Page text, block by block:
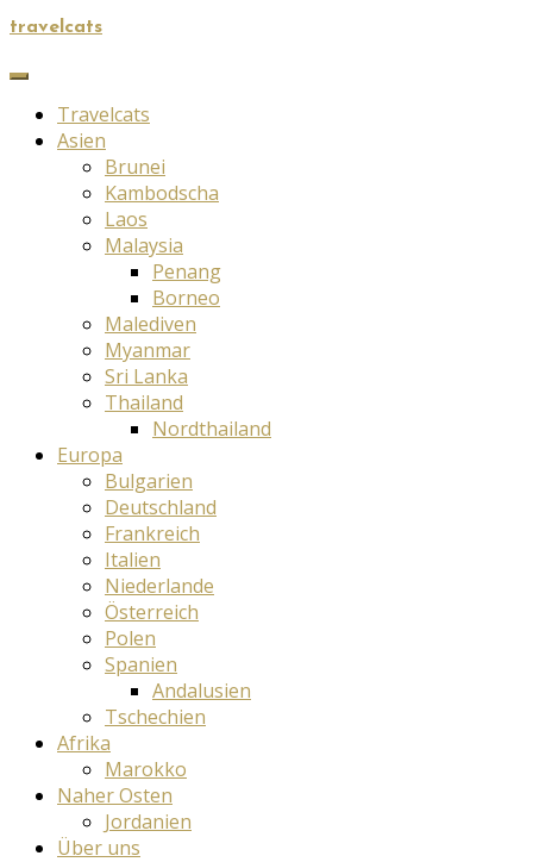
travelcats
Travelcats
Asien
Brunei
Kambodscha
Laos
Malaysia
Penang
Borneo
Malediven
Myanmar
Sri Lanka
Thailand
Nordthailand
Europa
Bulgarien
Deutschland
Frankreich
Italien
Niederlande
Österreich
Polen
Spanien
Andalusien
Tschechien
Afrika
Marokko
Naher Osten
Jordanien
Über uns